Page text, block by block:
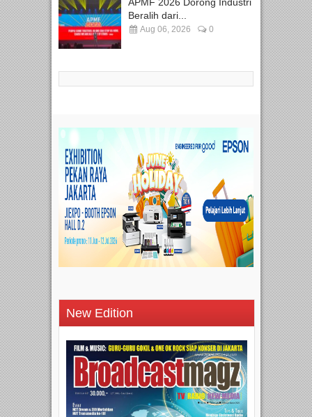
Beralih dari...
Aug 06, 2026 0
New Edition